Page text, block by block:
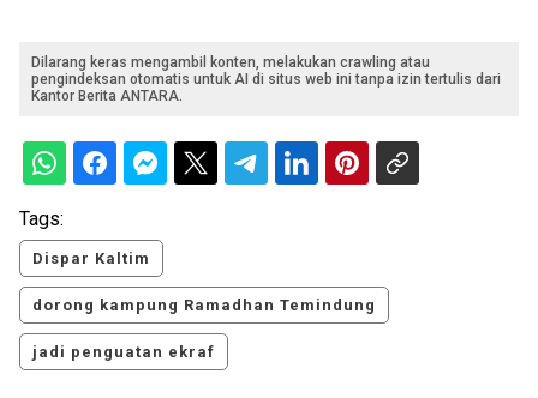
Dilarang keras mengambil konten, melakukan crawling atau
pengindeksan otomatis untuk AI di situs web ini tanpa izin tertulis dari
Kantor Berita ANTARA.
Tags:
Dispar Kaltim
dorong kampung Ramadhan Temindung
jadi penguatan ekraf